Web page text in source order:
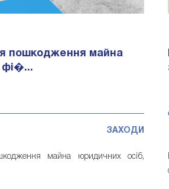
пошкодження майна
фі�...
ЗАХОДИ
майна юридичних осіб,